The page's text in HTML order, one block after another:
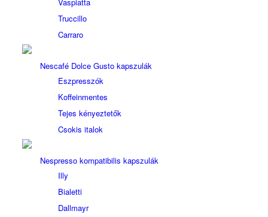
Truccillo
Carraro
Nescafé Dolce Gusto kapszulák
Eszpresszók
Koffeinmentes
Tejes kényeztetők
Csokis italok
Nespresso kompatibilis kapszulák
Illy
Bialetti
Dallmayr